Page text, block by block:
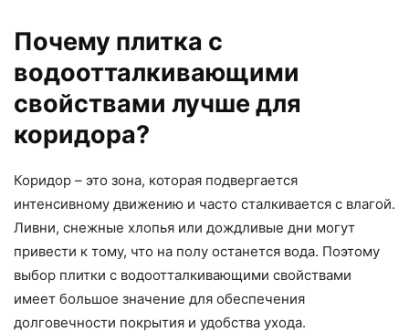
Почему плитка с
водоотталкивающими
свойствами лучше для
коридора?
Коридор – это зона, которая подвергается
интенсивному движению и часто сталкивается с влагой.
Ливни, снежные хлопья или дождливые дни могут
привести к тому, что на полу останется вода. Поэтому
выбор плитки с водоотталкивающими свойствами
имеет большое значение для обеспечения
долговечности покрытия и удобства ухода.